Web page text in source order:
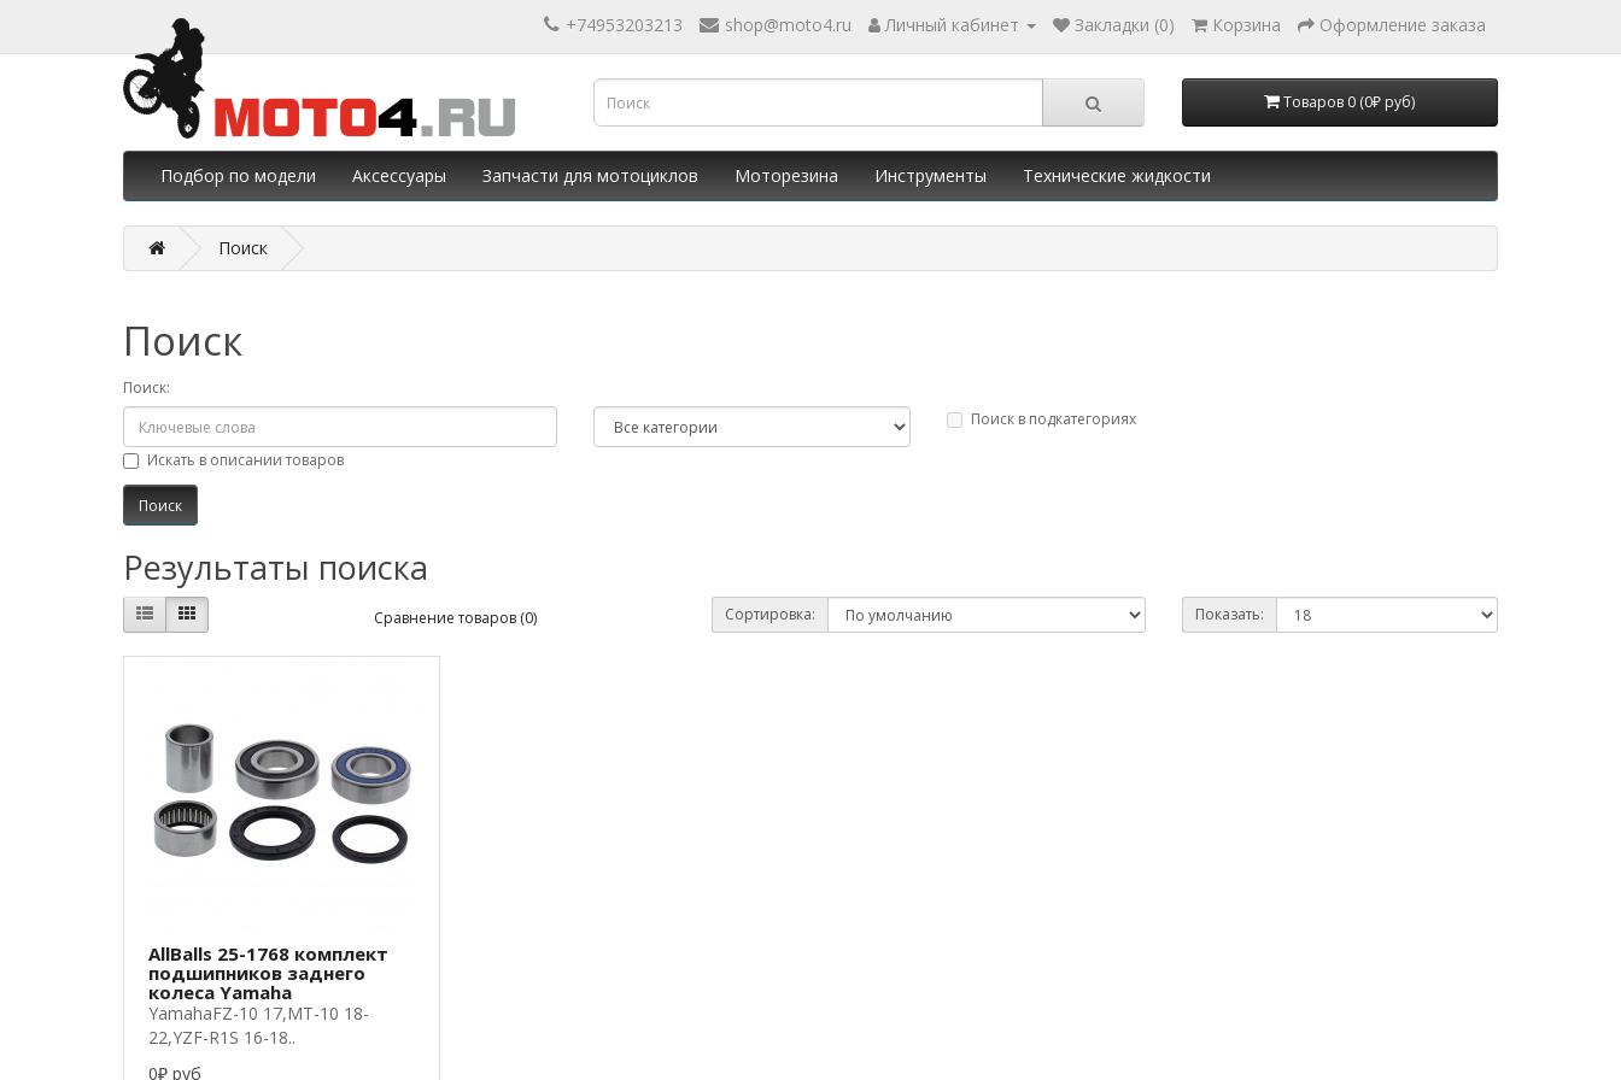
+74953203213 shop@moto4.ru Личный кабинет Закладки (0) Корзина Оформление заказа
Товаров 0 (0₽ руб)
Подбор по модели Аксессуары Запчасти для мотоциклов Моторезина Инструменты Технические жидкости
Поиск
Поиск
Поиск:
Поиск в подкатегориях
Искать в описании товаров
Результаты поиска
Сравнение товаров (0) Сортировка: Показать:
AllBalls 25-1768 комплект
подшипников заднего
колеса Yamaha
YamahaFZ-10 17,MT-10 18-
22,YZF-R1S 16-18..
0₽ руб